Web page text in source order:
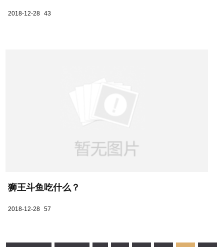
2018-12-28 43
狮王斗鱼吃什么？
2018-12-28 57